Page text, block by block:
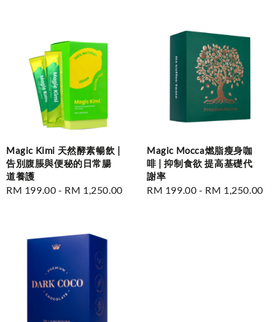
Magic Kimi 天然酵素暢飲 |
告別腹脹與便秘的日常腸
道養護
Regular
RM 199.00 - RM 1,250.00
Magic Mocca燃脂瘦身咖
啡 | 抑制食欲 提高基礎代
謝率
Regular
RM 199.00 - RM 1,250.00